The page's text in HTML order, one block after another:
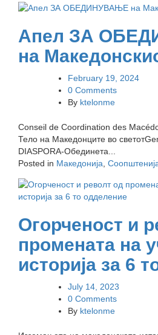
Апел ЗА
на
February 19, 2024
0 Comments
By ktelonme
Conseil de Coordination des
Тело на Македонците во
DIASPORA-Обединета...
Posted in Македонија
Огорченост и
промената на
историја за 6
July 14, 2023
0 Comments
By ktelonme